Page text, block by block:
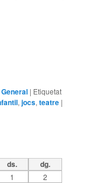
General | Etiquetat
,jocs,teatre |
ds. dg.
1
2